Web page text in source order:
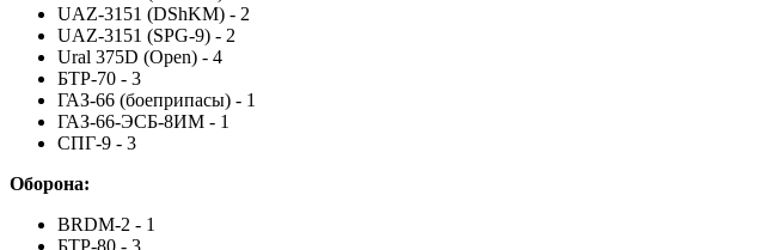
UAZ-3151 (DShKM) - 2
UAZ-3151 (SPG-9) - 2
Ural 375D (Open) - 4
БТР-70 - 3
ГАЗ-66 (боеприпасы) - 1
ГАЗ-66-ЭСБ-8ИМ - 1
СПГ-9 - 3
Оборона:
BRDM-2 - 1